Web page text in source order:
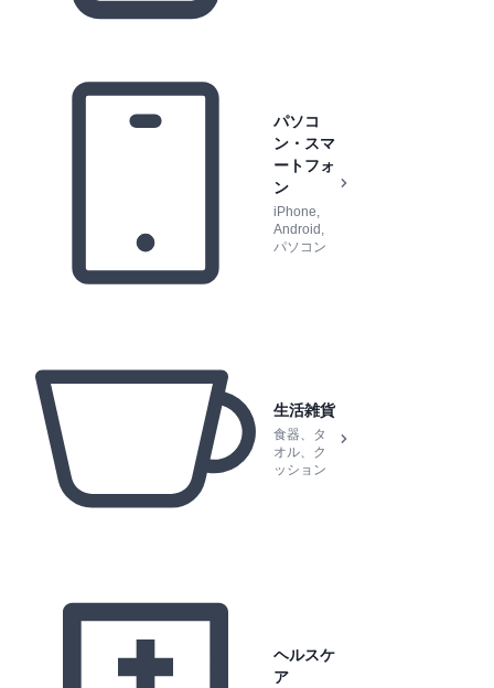
パソコ
ン・スマ
ートフォ
ン
iPhone,
Android,
パソコン
生活雑貨
食器、タ
オル、ク
ッション
ヘルスケ
ア